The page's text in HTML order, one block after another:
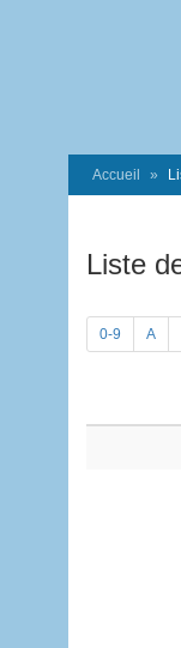
Accueil
Liste
0-9 A